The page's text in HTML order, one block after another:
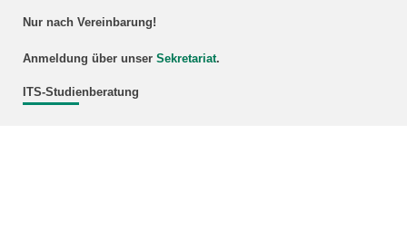
Nur nach Vereinbarung!
Anmeldung über unser Sekretariat.
ITS-Studienberatung